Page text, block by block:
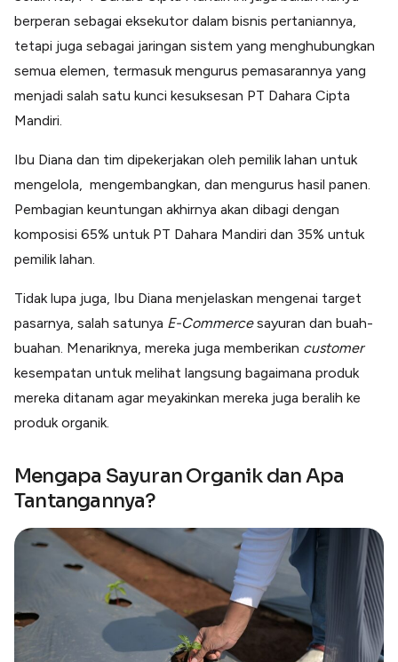
berperan sebagai eksekutor dalam bisnis pertaniannya,
tetapi juga sebagai jaringan sistem yang menghubungkan
semua elemen, termasuk mengurus pemasarannya yang
menjadi salah satu kunci kesuksesan PT Dahara Cipta
Mandiri.
Ibu Diana dan tim dipekerjakan oleh pemilik lahan untuk
mengelola, mengembangkan, dan mengurus hasil panen.
Pembagian keuntungan akhirnya akan dibagi dengan
komposisi 65% untuk PT Dahara Mandiri dan 35% untuk
pemilik lahan.
Tidak lupa juga, Ibu Diana menjelaskan mengenai target
pasarnya, salah satunya E-Commercesayuran dan buah-
buahan. Menariknya, mereka juga memberikan customer
kesempatan untuk melihat langsung bagaimana produk
mereka ditanam agar meyakinkan mereka juga beralih ke
produk organik.
Mengapa Sayuran Organik dan Apa
Tantangannya?